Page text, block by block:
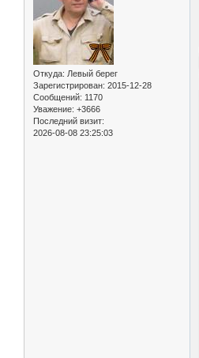
Откуда: Левый берег
Зарегистрирован: 2015-12-28
Сообщений: 1170
Уважение: +3666
Последний визит:
2026-08-08 23:25:03